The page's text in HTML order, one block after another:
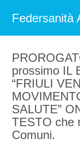
Federsanità
prossimo IL
“FRIULI
SALUTE”
TESTO che
Comuni.